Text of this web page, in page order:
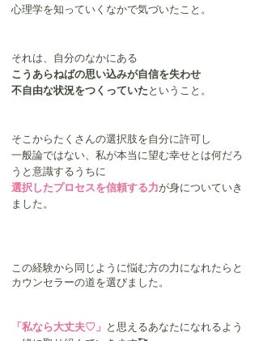
心理学を知っていくなかで気づいたこと。
それは、自分のなかにある
こうあらねばの思い込みが自信を失わせ
不自由な状況をつくっていた ということ。
そこからたくさんの選択肢を自分に許可し
一般論ではない、私が本当に望む幸せとは何だろ
うと意識するうちに
選択したプロセスを信頼する力が身についていき
ました。
この経験から同じように悩む方の力になれたらと
カウンセラーの道を選びました。
「私なら大丈夫♡」 と思えるあなたになれるよう